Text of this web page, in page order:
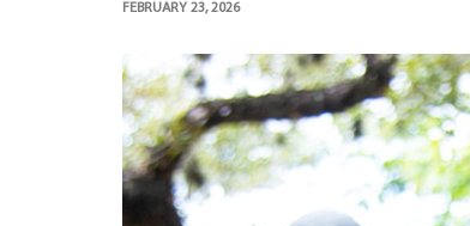
FEBRUARY 23, 2026